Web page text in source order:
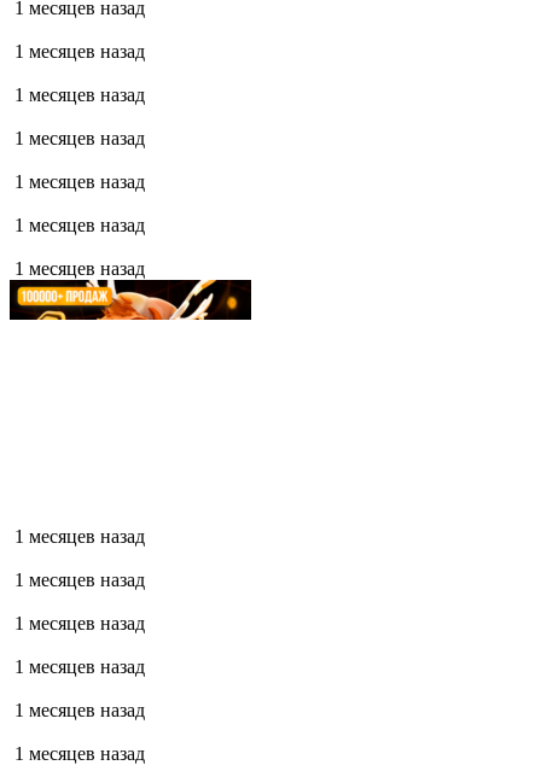
1 месяцев назад
1 месяцев назад
1 месяцев назад
1 месяцев назад
1 месяцев назад
1 месяцев назад
1 месяцев назад
1 месяцев назад
1 месяцев назад
1 месяцев назад
1 месяцев назад
1 месяцев назад
1 месяцев назад